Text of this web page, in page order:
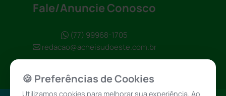
Fale/Anuncie Conosco
(77) 99968-1705
redacao@acheisudoeste.com.br
🍪 Preferências de Cookies
Utilizamos cookies para melhorar sua experiência. Ao